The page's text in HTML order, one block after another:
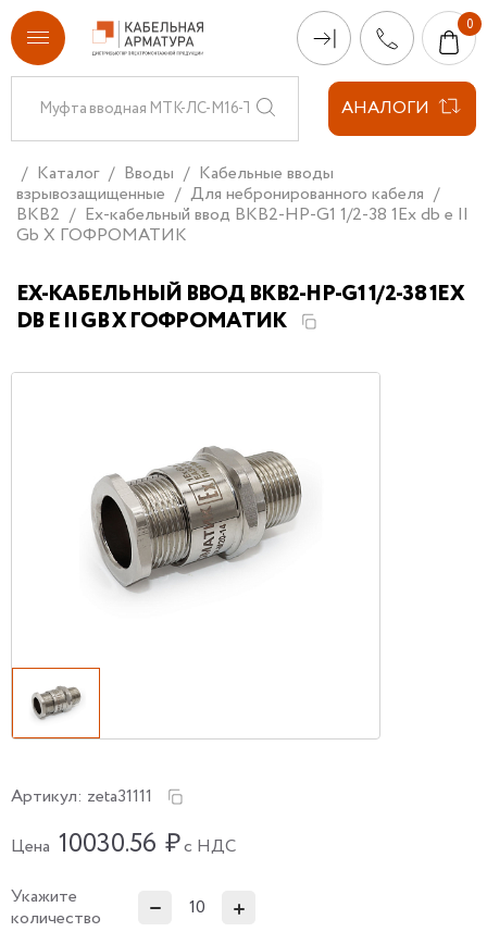
АНАЛОГИ
Каталог Вводы
Кабельные вводы
взрывозащищенные
Для небронированного кабеля
ВКВ2
Ех-кабельный ввод ВКВ2-НР-G1 1/2-38 1Ex db e II
Gb X ГОФРОМАТИК
ЕХ-КАБЕЛЬНЫЙ ВВОД ВКВ2-НР-G1 1/2-38 1EX
DB E II GB X ГОФРОМАТИК
Артикул: zeta31111
Цена 10030.56 ₽с НДС
Укажите
количество